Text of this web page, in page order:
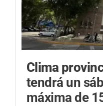
Clima
tendrá un
máxima de